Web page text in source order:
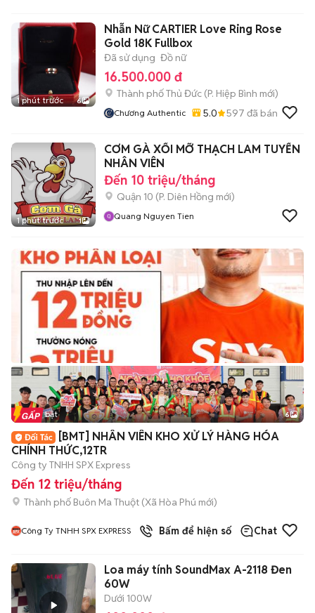
1 phút trước 6
Nhẫn Nữ CARTIER Love Ring Rose
Gold 18K Fullbox
Đã sử dụng Đồ nữ
16.500.000 đ
Thành phố Thủ Đức (P. Hiệp Bình mới)
Chương Authentic 5.0 597 đã bán
1 phút trước 1
CƠM GÀ XỐI MỠ THẠCH LAM TUYỂN
NHÂN VIÊN
Đến 10 triệu/tháng
Quận 10 (P. Diên Hồng mới)
Quang Nguyen Tien
+2
Tin nổi bật 6
[BMT] NHÂN VIÊN KHO XỬ LÝ HÀNG HÓA
CHÍNH THỨC,12TR
Công ty TNHH SPX Express
Đến 12 triệu/tháng
Thành phố Buôn Ma Thuột (Xã Hòa Phú mới)
Công Ty TNHH SPX EXPRESS Bấm để hiện số Chat
Loa máy tính SoundMax A-2118 Đen
60W
Dưới 100W